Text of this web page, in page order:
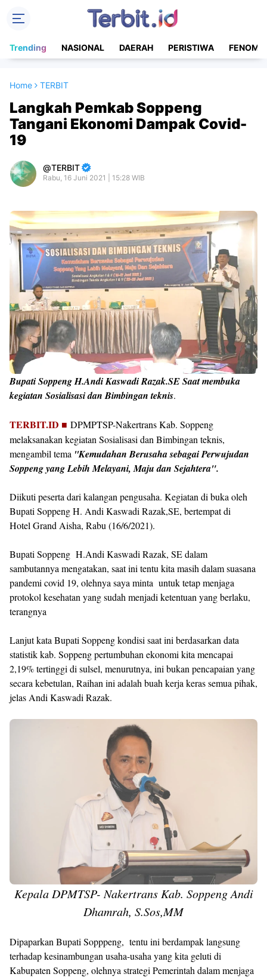
Trending NASIONAL DAERAH PERISTIWA
Home TERBIT
Langkah Pemkab Soppeng
Tangani Ekonomi Dampak Covid-
19
TERBIT
Rabu, 16 Juni 2021 | 15:28 WIB
Bupati Soppeng H.Andi Kaswadi Razak.SE Saat membuka
kegiatan Sosialisasi dan Bimbingan teknis.
TERBIT.ID ■ DPMPTSP-Nakertrans Kab. Soppeng
melaksanakan kegiatan Sosialisasi dan Bimbingan teknis,
mengambil tema ''Kemudahan Berusaha sebagai Perwujudan
Soppeng yang Lebih Melayani, Maju dan Sejahtera".
Diikuti peserta dari kalangan pengusaha. Kegiatan di buka oleh
Bupati Soppeng H. Andi Kaswadi Razak,SE, bertempat di
Hotel Grand Aisha, Rabu (16/6/2021).
Bupati Soppeng H.Andi Kaswadi Razak, SE dalam
sambutannya mengatakan, saat ini tentu kita masih dalam suasana
pandemi covid 19, olehnya saya minta untuk tetap menjaga
protokol kesehatan yang sudah menjadi ketentuan yang berlaku,
terangnya
Lanjut kata Bupati Soppeng kondisi saat ini berdasarkan data
statistik kab. Soppeng pertumbuhan ekonomi kita mencapai
2,19% tertinggi di sulsel, menurutnya, ini bukan pencapaian yang
secara kebetulan, Raihan ini adalah buah kerja keras semua pihak,
jelas Andi Kaswadi Razak.
Kepala DPMTSP- Nakertrans Kab. Soppeng Andi
Dhamrah, S.Sos,MM
Dipaparkan Bupati Sopppeng, tentu ini berdampak langsung
terhadap kesinambungan usaha-usaha yang kita geluti di
Kabupaten Soppeng, olehnya strategi Pemerintah dalam menjaga